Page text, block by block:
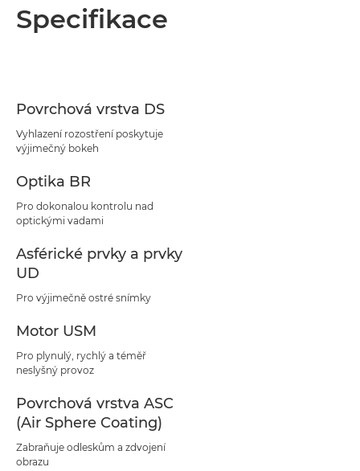
Specifikace
Povrchová vrstva DS
Vyhlazení rozostření poskytuje
výjimečný bokeh
Optika BR
Pro dokonalou kontrolu nad
optickými vadami
Asférické prvky a prvky
UD
Pro výjimečně ostré snímky
Motor USM
Pro plynulý, rychlý a téměř
neslyšný provoz
Povrchová vrstva ASC
(Air Sphere Coating)
Zabraňuje odleskům a zdvojení
obrazu